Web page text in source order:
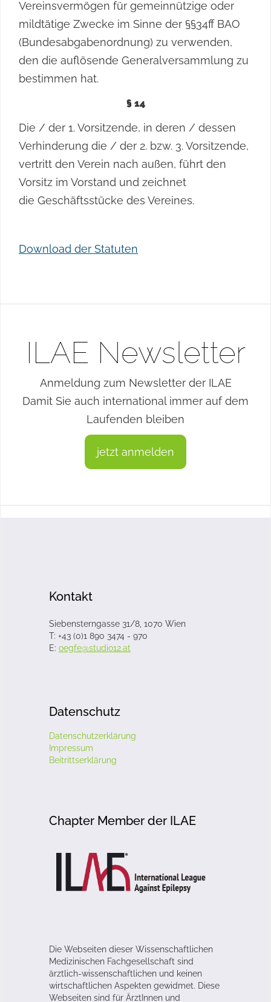
Vereinsvermögen für gemeinnützige oder
mildtätige Zwecke im Sinne der §§34ff BAO
(Bundesabgabenordnung) zu verwenden,
den die auflösende Generalversammlung zu
bestimmen hat.
§ 14
Die / der 1. Vorsitzende, in deren / dessen
Verhinderung die / der 2. bzw. 3. Vorsitzende,
vertritt den Verein nach außen, führt den
Vorsitz im Vorstand und zeichnet
die Geschäftsstücke des Vereines.
Download der Statuten
ILAE Newsletter
Anmeldung zum Newsletter der ILAE
Damit Sie auch international immer auf dem
Laufenden bleiben
jetzt anmelden
Kontakt
Siebensterngasse 31/8, 1070 Wien
T: +43 (0)1 890 3474 - 970
E: oegfe@studio12.at
Datenschutz
Datenschutzerklärung
Impressum
Beitrittserklärung
Chapter Member der ILAE
Die Webseiten dieser Wissenschaftlichen
Medizinischen Fachgesellschaft sind
ärztlich-wissenschaftlichen und keinen
wirtschaftlichen Aspekten gewidmet. Diese
Webseiten sind für ÄrztInnen und